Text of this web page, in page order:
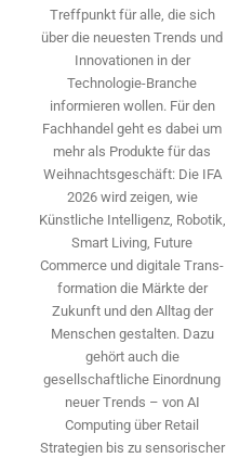
Treffpunkt für alle, die sich
über die neuesten Trends und
Innovationen in der
Technologie-­Branche
informieren wollen. Für den
Fachhandel geht es dabei um
mehr als Produkte für das
Weihnachtsgeschäft: Die IFA
2026 wird ­zeigen, wie
Künstliche Intelligenz, Robotik,
Smart Living, Future
Commerce und digitale Trans­
formation die Märkte der
Zukunft und den Alltag der
Menschen gestalten. Dazu
gehört auch die
gesellschaftliche Einordnung
neuer Trends – von AI
Computing über Retail
Strategien bis zu sensorischer